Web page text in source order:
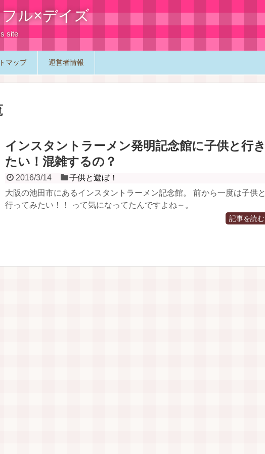
ル×デイズ
site
マップ 運営者情報
インスタントラーメン発明記念館に子供と行き
たい！混雑するの？
2016/3/14
子供と遊ぼ！
大阪の池田市にあるインスタントラーメン記念館。 前から一度は子供と
行ってみたい！！ って気になってたんですよね～。
記事を読む